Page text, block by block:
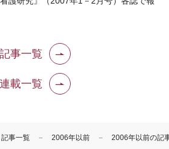
記事一覧 2006年以前 2006年以前の記
記事一覧
連載一覧